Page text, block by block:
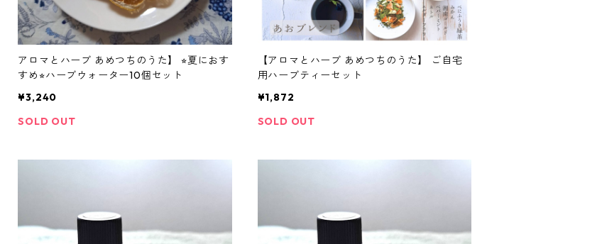
アロマとハーブ あめつちのうた】 ⭐︎夏におす
すめ⭐︎ハーブウォーター10個セット
¥3,240
SOLD OUT
【アロマとハーブ あめつちのうた】 ご自宅
用ハーブティーセット
¥1,872
SOLD OUT